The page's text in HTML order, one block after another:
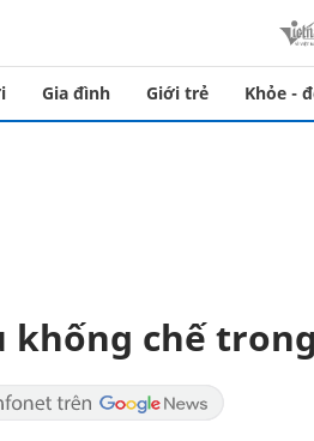
Gia đình Giới trẻ Khỏe -
khống chế